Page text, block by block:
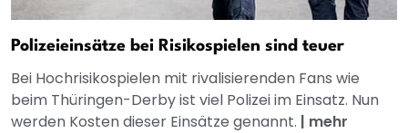
Polizeieinsätze bei Risikospielen sind teuer
Bei Hochrisikospielen mit rivalisierenden Fans wie
beim Thüringen-Derby ist viel Polizei im Einsatz. Nun
werden Kosten dieser Einsätze genannt. | mehr